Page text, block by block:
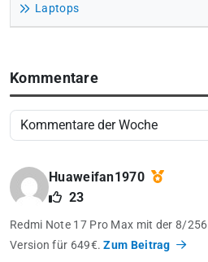
Laptops
Kommentare
Huaweifan1970
23
Redmi Note 17 Pro Max mit der 8/
Version für 649€.Zum Beitrag